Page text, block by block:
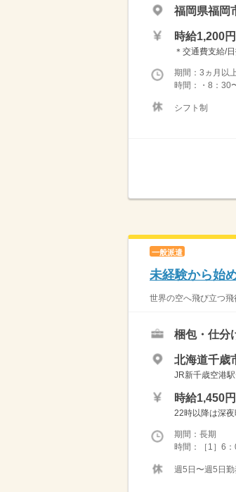
福岡県福岡
時給1,200
＊交通費支給/
期間：3ヵ月
時間：・8：30
シフト制
一般派遣
未経験から始
世界の空へ飛び立つ
梱包・仕分
北海道千歳
JR新千歳空港
時給1,450
22時以降は深
期間：長期
時間：［1］6
週5日〜週5日勤